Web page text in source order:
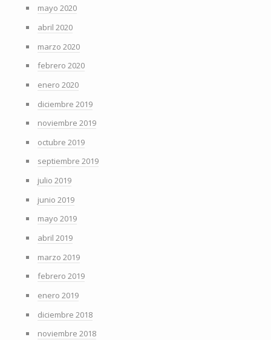
mayo 2020
abril 2020
marzo 2020
febrero 2020
enero 2020
diciembre 2019
noviembre 2019
octubre 2019
septiembre 2019
julio 2019
junio 2019
mayo 2019
abril 2019
marzo 2019
febrero 2019
enero 2019
diciembre 2018
noviembre 2018